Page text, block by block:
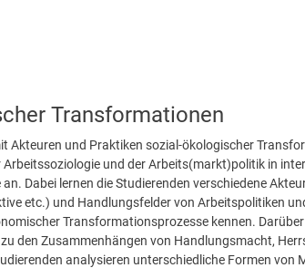
Transformationen
und Praktiken sozial-ökologischer
und der Arbeits(markt)politik in
Dabei lernen die Studierenden verschiedene
etc.) und Handlungsfelder von Arbeitspolitiken
Transformationsprozesse kennen.
den Zusammenhängen von Handlungsmacht,
analysieren unterschiedliche Formen von